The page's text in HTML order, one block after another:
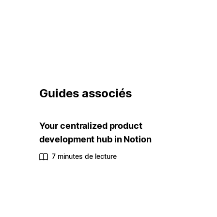
Guides associés
Your centralized product
development hub in Notion
7 minutes de lecture